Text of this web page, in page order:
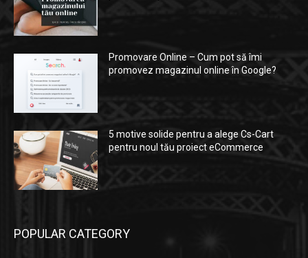
Promovare Online – Cum pot să îmi
promovez magazinul online în Google?
5 motive solide pentru a alege Cs-Cart
pentru noul tău proiect eCommerce
POPULAR CATEGORY